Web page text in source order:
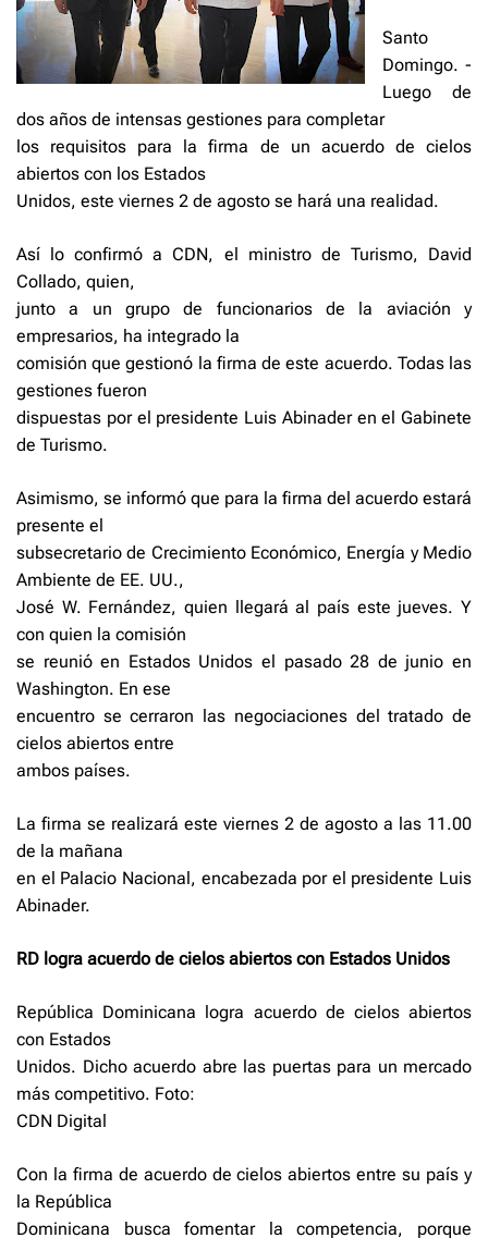
Santo
Domingo. -
Luego de
dos años de intensas gestiones para completar
los requisitos para la firma de un acuerdo de cielos
abiertos con los Estados
Unidos, este viernes 2 de agosto se hará una realidad.
Así lo confirmó a CDN, el ministro de Turismo, David
Collado, quien,
junto a un grupo de funcionarios de la aviación y
empresarios, ha integrado la
comisión que gestionó la firma de este acuerdo. Todas las
gestiones fueron
dispuestas por el presidente Luis Abinader en el Gabinete
de Turismo.
Asimismo, se informó que para la firma del acuerdo estará
presente el
subsecretario de Crecimiento Económico, Energía y Medio
Ambiente de EE. UU.,
José W. Fernández, quien llegará al país este jueves. Y
con quien la comisión
se reunió en Estados Unidos el pasado 28 de junio en
Washington. En ese
encuentro se cerraron las negociaciones del tratado de
cielos abiertos entre
ambos países.
La firma se realizará este viernes 2 de agosto a las 11.00
de la mañana
en el Palacio Nacional, encabezada por el presidente Luis
Abinader.
RD logra acuerdo de cielos abiertos con Estados Unidos
República Dominicana logra acuerdo de cielos abiertos
con Estados
Unidos. Dicho acuerdo abre las puertas para un mercado
más competitivo. Foto:
CDN Digital
Con la firma de acuerdo de cielos abiertos entre su país y
la República
Dominicana busca fomentar la competencia, porque